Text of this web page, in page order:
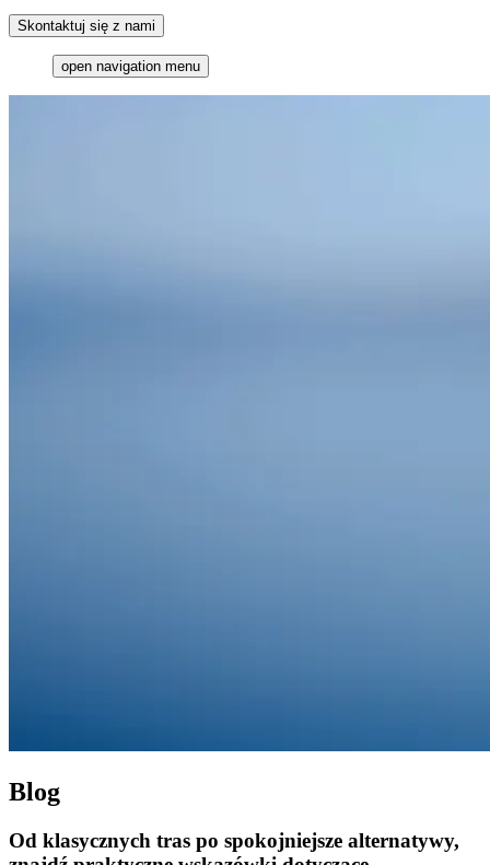
Skontaktuj się z nami
open navigation menu
Blog
Od klasycznych tras po spokojniejsze alternatywy,